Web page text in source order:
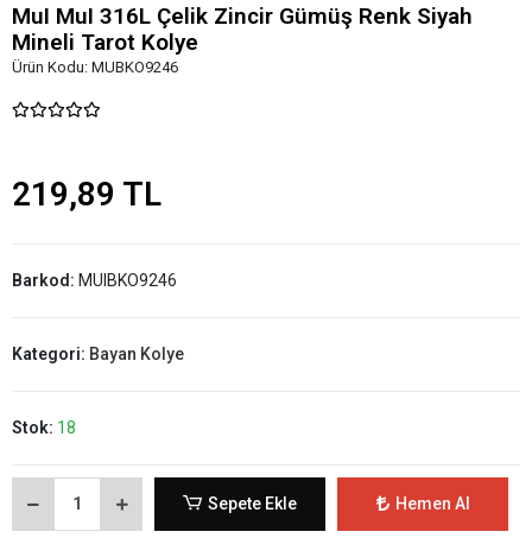
MuI MuI 316L Çelik Zincir Gümüş Renk Siyah
Mineli Tarot Kolye
Ürün Kodu: MUBKO9246
219,89 TL
Barkod: MUIBKO9246
Kategori: Bayan Kolye
Stok: 18
Sepete Ekle Hemen Al